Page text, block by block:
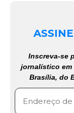
Inscreva-se
jornalístico em
Brasília, do